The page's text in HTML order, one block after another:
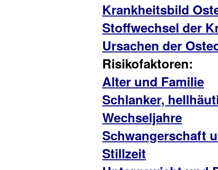
Krankheitsbild
Stoffwechsel der
Ursachen der
Risikofaktoren:
Alter und Familie
Schlanker,
Wechseljahre
Schwangerschaft
Stillzeit